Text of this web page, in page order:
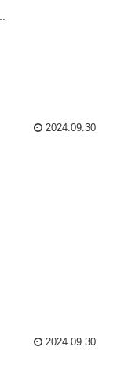
2024.09.30
2024.09.30